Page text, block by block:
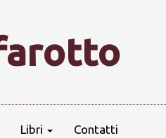
Libri Contatti